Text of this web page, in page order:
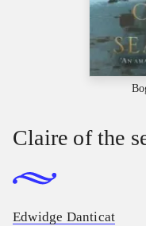
Claire of the
Edwidge Danticat